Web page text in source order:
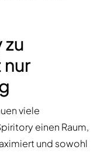
zu
viele
einen Raum,
und sowohl